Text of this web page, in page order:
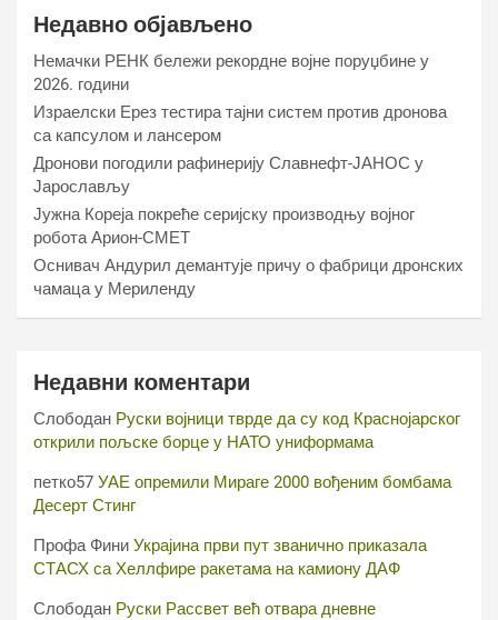
Недавно објављено
Немачки РЕНК бележи рекордне војне поруџбине у
2026. години
Израелски Ерез тестира тајни систем против дронова
са капсулом и лансером
Дронови погодили рафинерију Славнефт-ЈАНОС у
Јарослављу
Јужна Кореја покреће серијску производњу војног
робота Арион-СМЕТ
Оснивач Андурил демантује причу о фабрици дронских
чамаца у Мериленду
Недавни коментари
Слободан Руски војници тврде да су код Краснојарског
открили пољске борце у НАТО униформама
петко57 УАЕ опремили Мираге 2000 вођеним бомбама
Десерт Стинг
Профа Фини Украјина први пут званично приказала
СТАСХ са Хеллфире ракетама на камиону ДАФ
Слободан Руски Рассвет већ отвара дневне